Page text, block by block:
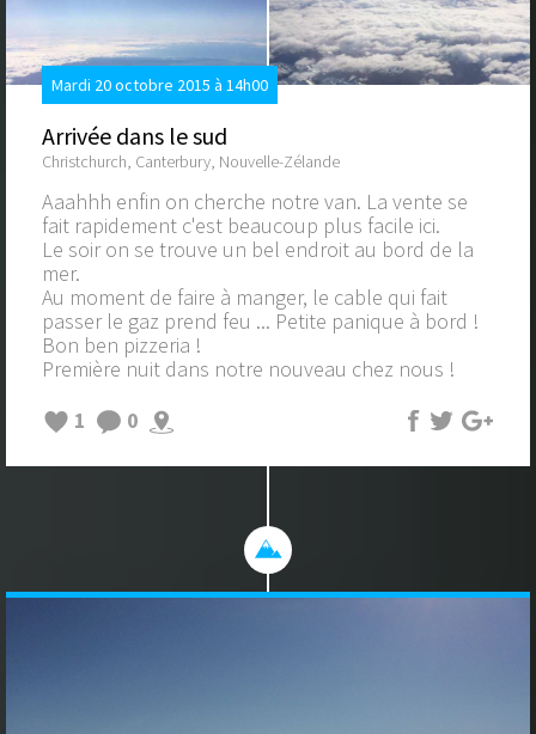
Mardi 20 octobre 2015 à 14h00
Arrivée dans le sud
Christchurch, Canterbury, Nouvelle-Zélande
Aaahhh enfin on cherche notre van. La vente se
fait rapidement c'est beaucoup plus facile ici.
Le soir on se trouve un bel endroit au bord de la
mer.
Au moment de faire à manger, le cable qui fait
passer le gaz prend feu ... Petite panique à bord !
Bon ben pizzeria !
Première nuit dans notre nouveau chez nous !
1
0